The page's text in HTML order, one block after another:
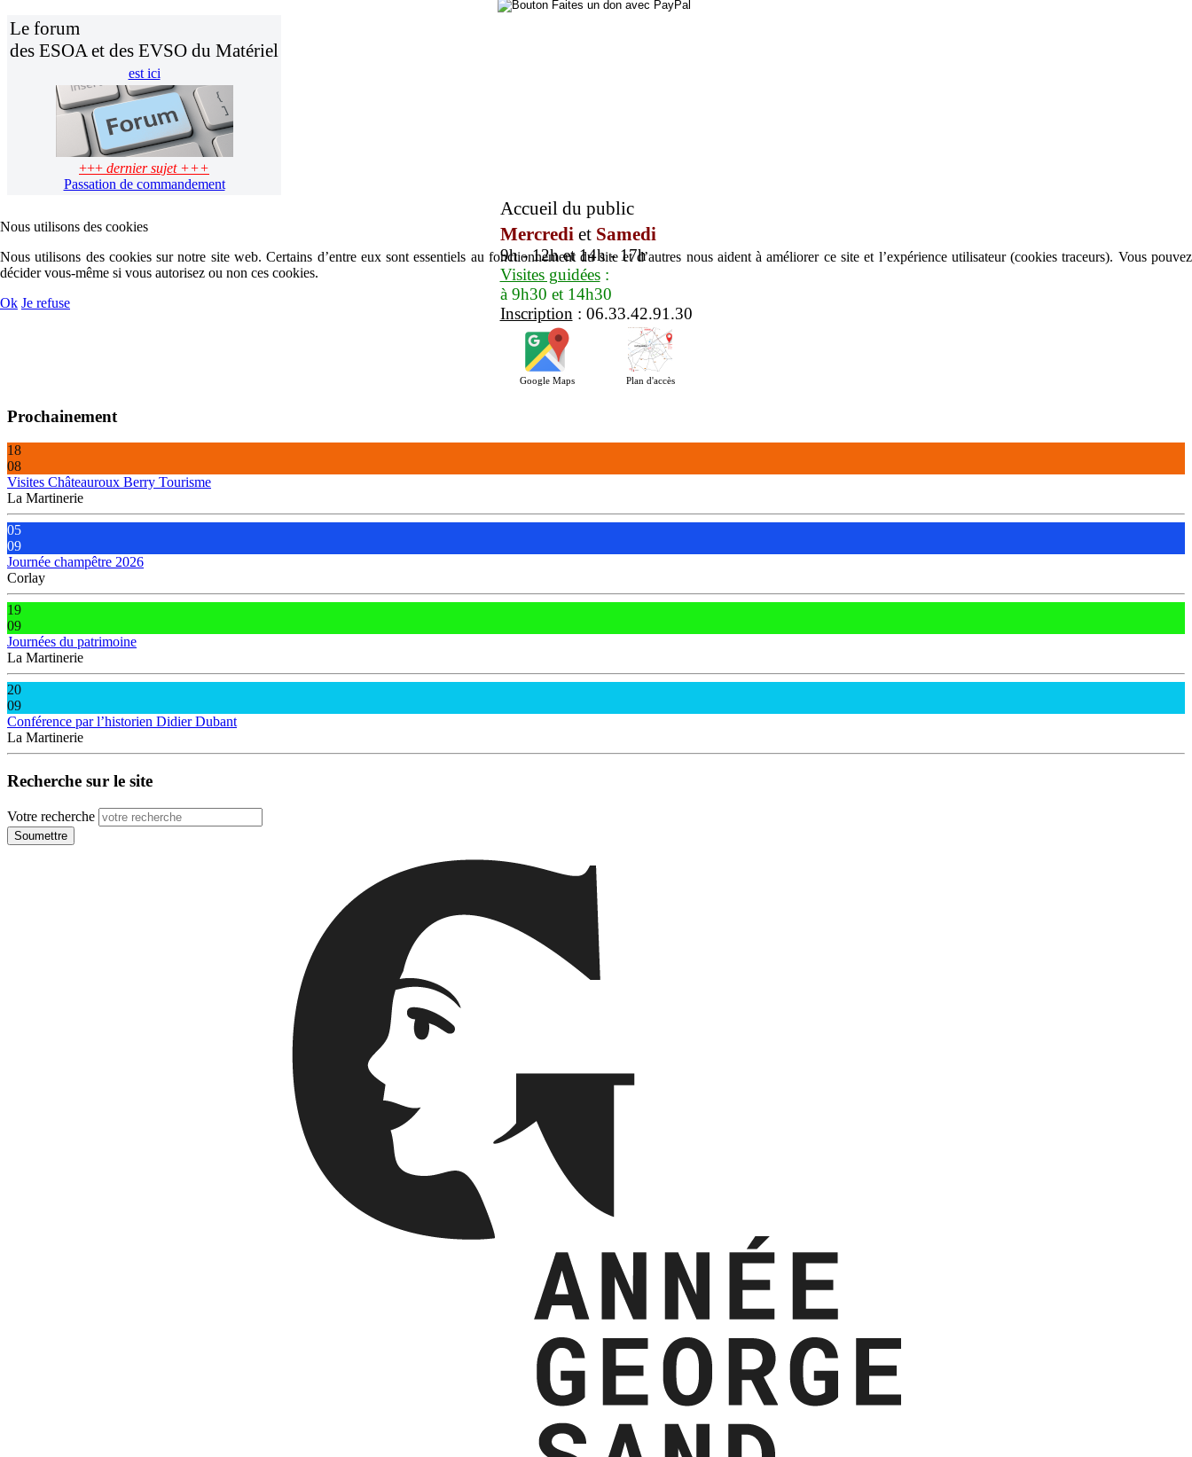
Le forum
des ESOA et des EVSO du Matériel
est ici
+++ dernier sujet +++
Passation de commandement
Accueil du public
Mercredi et Samedi
9h - 12h et 14h - 17h
Visites guidées:
à 9h30 et 14h30
Inscription : 06.33.42.91.30
Google Maps Plan d'accès
Prochainement
18
08
Visites Châteauroux Berry Tourisme
La Martinerie
05
09
Journée champêtre 2026
Corlay
19
09
Journées du patrimoine
La Martinerie
20
09
Conférence par l’historien Didier Dubant
La Martinerie
Recherche sur le site
Votre recherche
Soumettre
Nous utilisons des cookies
Nous utilisons des cookies sur notre site web. Certains d’entre eux sont essentiels au fonctionnement du site et d’autres nous aident à améliorer ce site et l’expérience utilisateur (cookies traceurs). Vous pouvez
décider vous-même si vous autorisez ou non ces cookies.
Ok Je refuse